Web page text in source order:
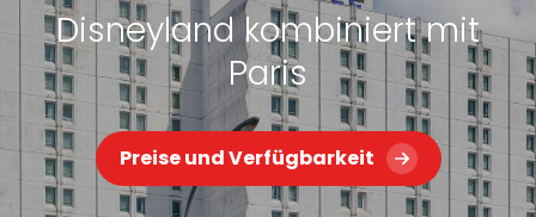
Disneyland kombiniert mit
Paris
Preise und Verfügbarkeit